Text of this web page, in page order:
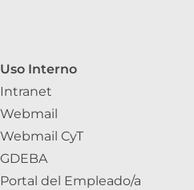
Uso Interno
Intranet
Webmail
Webmail CyT
GDEBA
Portal del Empleado/a